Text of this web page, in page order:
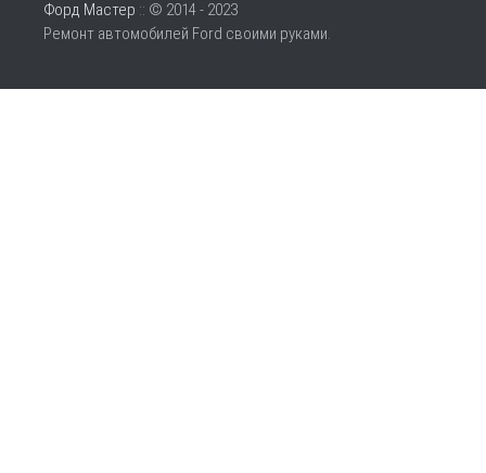
Форд Мастер :: © 2014 - 2023
Ремонт автомобилей Ford своими руками.